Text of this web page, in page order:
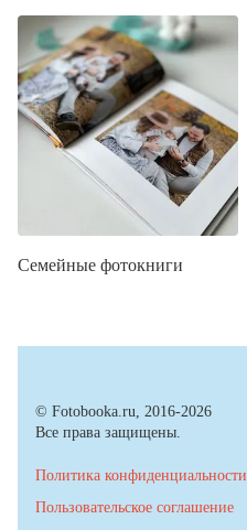
Семейные фотокниги
© Fotobooka.ru, 2016-2026
Все права защищены.
Политика конфиденциальности
Пользовательское соглашение